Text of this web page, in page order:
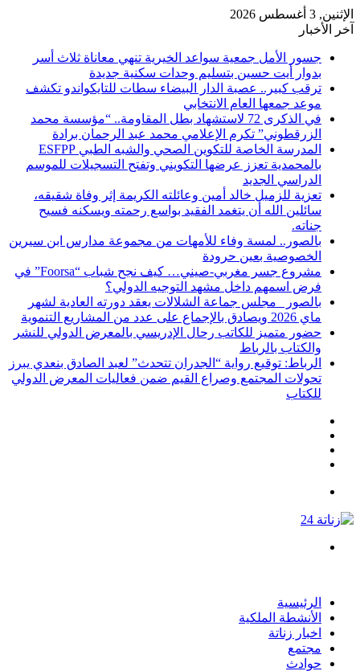
الإثنين, 3 أغسطس 2026
آخر الأخبار
​جسور الأمل جمعية سواعد الخيرية تنهي معاناة ثلاث أسر
بدوار أيت حسين بتسليم وحدات سكنية جديدة
ترقب كبير.. عصبة الدار البيضاء سطات للتايكواندو تكشف
موعد جمعها العام الانتخابي
في الذكرى 72 لاستشهاد بطل المقاومة.. “مؤسسة محمد
الزرقطوني” تكرم الإعلامي محمد عبد الرحمان برادة
المدرسة الخاصة للتكوين الصحي والشبه الطبي ESFPP
بالمحمدية تعزز عرضها التكويني وتفتح التسجيلات للموسم
الدراسي الجديد
تعزية للزميل خالد أمين وعائلته الكريمة إثر وفاة شقيقه،
سائلين الله أن يتغمد الفقيد بواسع رحمته ويسكنه فسيح
جناته.
بالصور.. لمسة وفاء للأمهات من مجموعة مدارس ابن سيرين
الخصوصية بعين حرودة
مشروع جسر مغربي-صيني… كيف نجح شباب “Foorsa” في
فرض اسمهم داخل مشهد التوجيه الدولي؟
بالصور _مجلس جماعة الشلالات يعقد دورته العادية لشهر
ماي 2026 ويصادق بالإجماع على عدد من المشاريع التنموية
حضور متميز للكاتب رحال الإدريسي بالمعرض الدولي للنشر
والكتاب بالرباط
الرباط: توقيع رواية “الجدران تتحدث” لعبد الصادق بنعدي يبرز
تحولات المجتمع وصراع القيم ضمن فعاليات المعرض الدولي
للكتاب
الرئيسية
الأنشطة الملكية
اخبار زناتة
مجتمع
حوادث